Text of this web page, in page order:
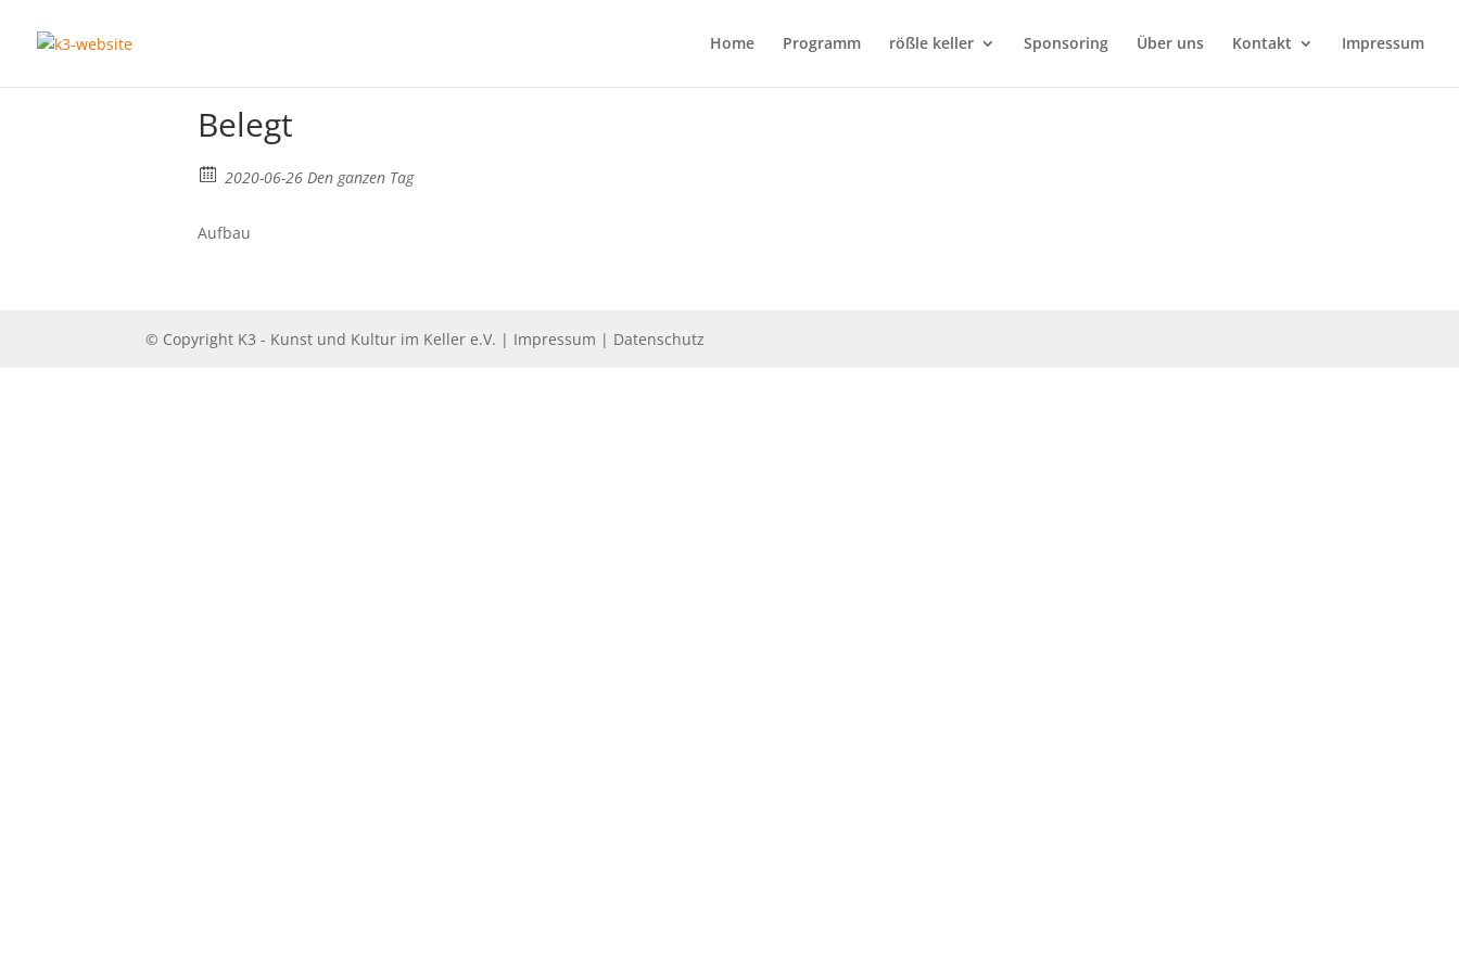
Home Programm rößle keller Sponsoring Über uns Kontakt Impressum
Belegt
2020-06-26 Den ganzen Tag
Aufbau
© Copyright K3 - Kunst und Kultur im Keller e.V. | Impressum | Datenschutz